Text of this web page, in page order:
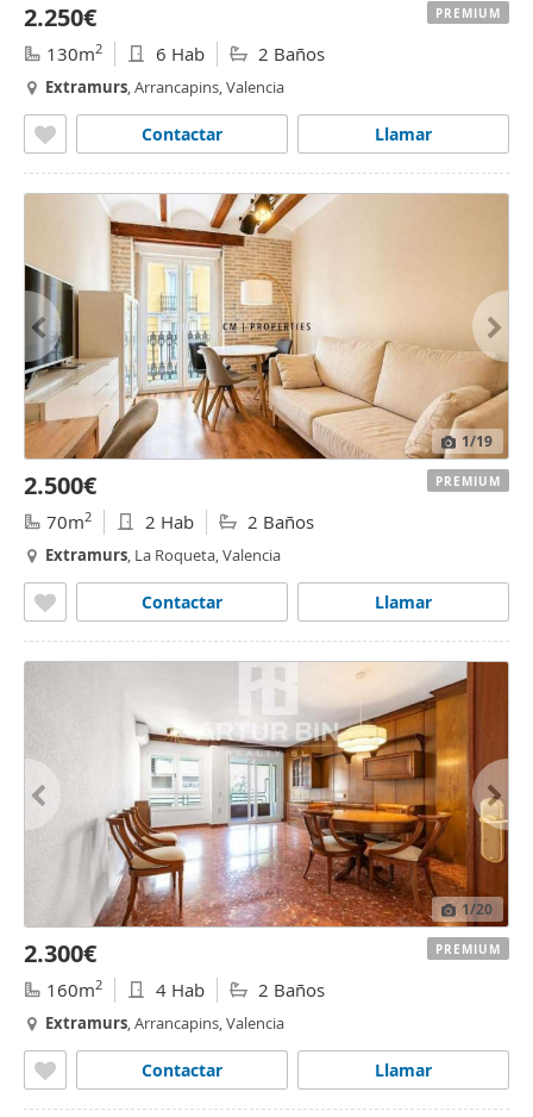
2.250€
130m2 6 Hab 2 Baños
Extramurs, Arrancapins, Valencia
Llamar
Contactar
PREMIUM
1/19
2.500€
70m2 2 Hab 2 Baños
Extramurs, La Roqueta, Valencia
Llamar
Contactar
PREMIUM
1/20
2.300€
160m2 4 Hab 2 Baños
Extramurs, Arrancapins, Valencia
Llamar
Contactar
PREMIUM